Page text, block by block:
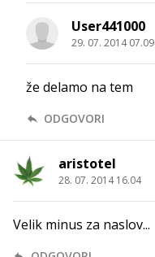
User441000
29. 07. 2014 07.09
že delamo na tem
ODGOVORI
aristotel
28. 07. 2014 16.04
Velik minus za naslov...